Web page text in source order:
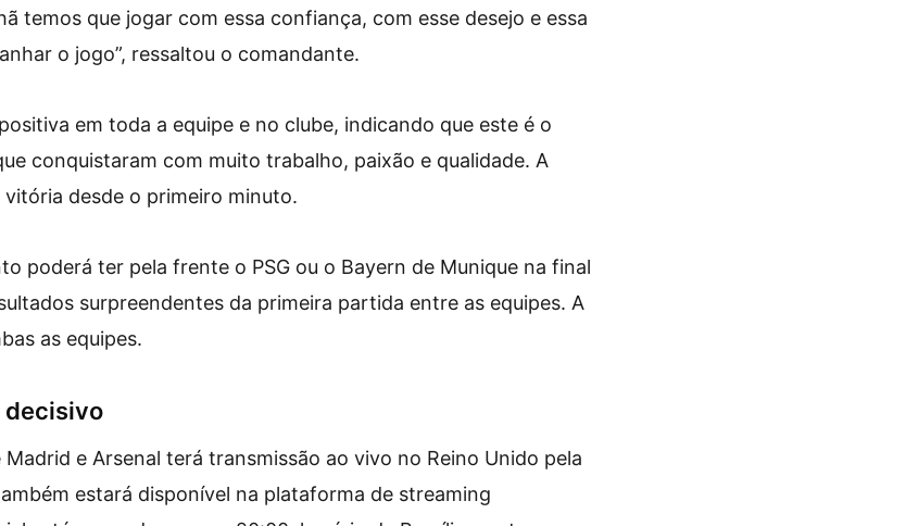
temos que jogar com essa confiança, com esse desejo e essa
o jogo”, ressaltou o comandante.
em toda a equipe e no clube, indicando que este é o
conquistaram com muito trabalho, paixão e qualidade. A
desde o primeiro minuto.
poderá ter pela frente o PSG ou o Bayern de Munique na final
surpreendentes da primeira partida entre as equipes. A
as equipes.
decisivo
e Arsenal terá transmissão ao vivo no Reino Unido pela
estará disponível na plataforma de streaming